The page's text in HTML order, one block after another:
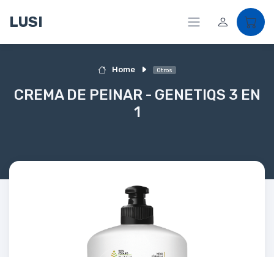
LUSI
Home Otros
CREMA DE PEINAR - GENETIQS 3 EN
1